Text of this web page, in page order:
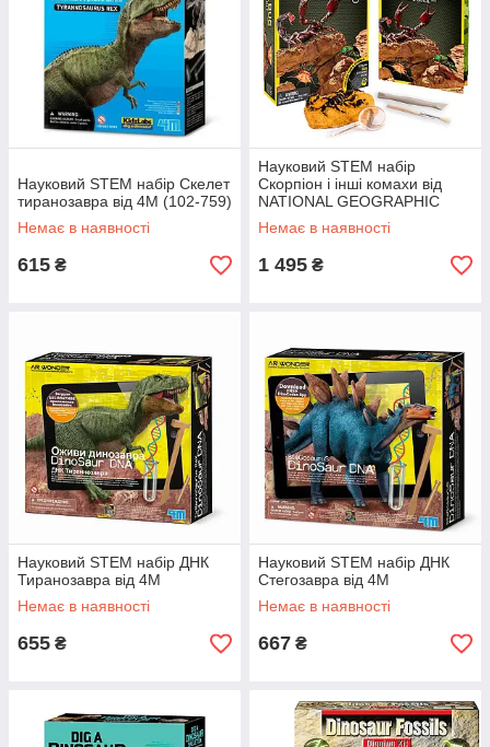
Науковий STEM набір Скелет
тиранозавра від 4M (102-759)
Немає в наявності
615 ₴
Науковий STEM набір
Скорпіон і інші комахи від
NATIONAL GEOGRAPHIC
Немає в наявності
1 495 ₴
Науковий STEM набір ДНК
Тиранозавра від 4M
Немає в наявності
655 ₴
Науковий STEM набір ДНК
Стегозавра від 4M
Немає в наявності
667 ₴